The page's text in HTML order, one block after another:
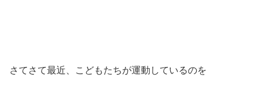
さてさて最近、こどもたちが運動しているのを